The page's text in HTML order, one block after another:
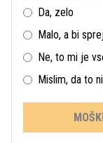
Da, zelo
Malo, a bi
Ne, to mi je
Mislim, da to
MOŠKI